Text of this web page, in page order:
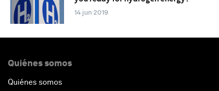
14 jun 2019
Quiénes somos
Quiénes somos